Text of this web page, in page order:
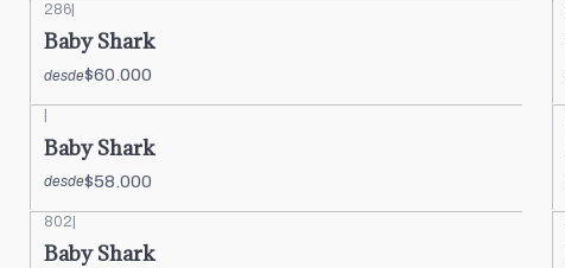
286
Baby Shark
desde$60.000
Baby Shark
desde$58.000
802|
Baby Shark